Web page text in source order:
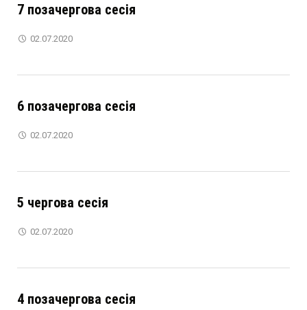
7 позачергова сесія
02.07.2020
6 позачергова сесія
02.07.2020
5 чергова сесія
02.07.2020
4 позачергова сесія